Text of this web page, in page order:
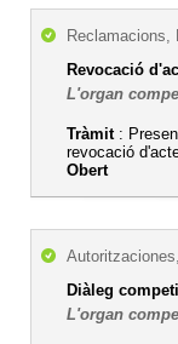
Reclamacions,
Revocació
L'organ
Tràmit:
revocació
Obert
Diàleg
L'organ